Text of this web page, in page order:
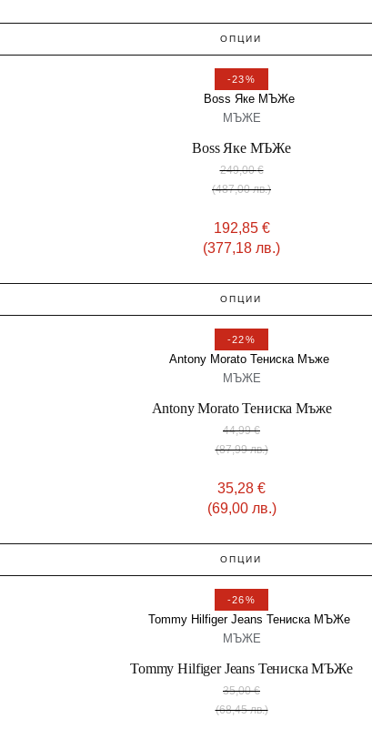
ОПЦИИ
-23%
МЪЖЕ
Boss Яке МЪЖe
249,00€
(487,00 лв.)
192,85 €
(377,18 лв.)
ОПЦИИ
-22%
МЪЖЕ
Antony Morato Тениска Мъже
44,99€
(87,99 лв.)
35,28 €
(69,00 лв.)
ОПЦИИ
-26%
МЪЖЕ
Tommy Hilfiger Jeans Тениска МЪЖe
35,00€
(68,45 лв.)